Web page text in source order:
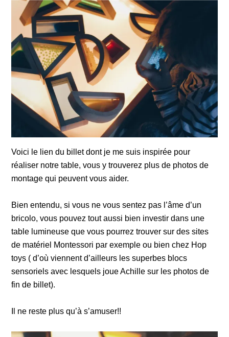
Voici le lien du billet dont je me suis inspirée pour
réaliser notre table, vous y trouverez plus de photos de
montage qui peuvent vous aider.
Bien entendu, si vous ne vous sentez pas l’âme d’un
bricolo, vous pouvez tout aussi bien investir dans une
table lumineuse que vous pourrez trouver sur des sites
de matériel Montessori par exemple ou bien chez Hop
toys ( d’où viennent d’ailleurs les superbes blocs
sensoriels avec lesquels joue Achille sur les photos de
fin de billet).
Il ne reste plus qu’à s’amuser!!